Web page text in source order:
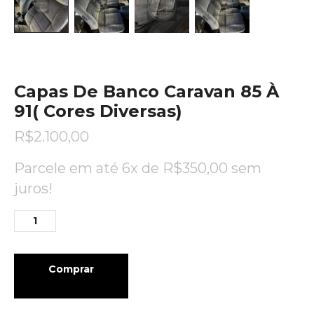
Capas De Banco Caravan 85 À
91( Cores Diversas)
R$2.100,00
Parcele em até 6x de R$350,00 sem
juros!
Comprar